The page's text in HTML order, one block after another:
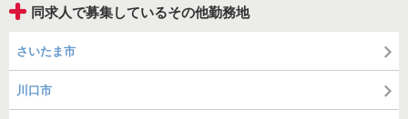
◆メニューやデザインなどは自分の好きなように設定できる
◆各店舗の独立オーナーネイリストさんとの交流会あり
◆エワル主催の技術講習会あり
掛本 彩優子
電話番号
050-5362-2079
同求人で募集しているその他勤務地
さいたま市
川口市